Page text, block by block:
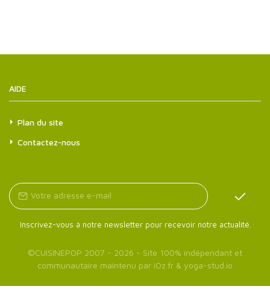
AIDE
Plan du site
Contactez-nous
Inscrivez-vous à notre newsletter pour recevoir notre actualité.
©CUISINEPOP 2007 - 2026 - Site 100% indépendant et
communautaire maintenu par iOz.fr & yoga-stud.io